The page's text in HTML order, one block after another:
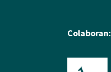
Colaboran: